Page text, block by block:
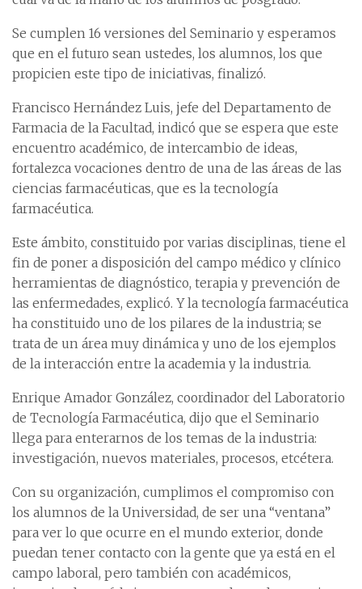
Se cumplen 16 versiones del Seminario y esperamos
que en el futuro sean ustedes, los alumnos, los que
propicien este tipo de iniciativas, finalizó.
Francisco Hernández Luis, jefe del Departamento de
Farmacia de la Facultad, indicó que se espera que este
encuentro académico, de intercambio de ideas,
fortalezca vocaciones dentro de una de las áreas de las
ciencias farmacéuticas, que es la tecnología
farmacéutica.
Este ámbito, constituido por varias disciplinas, tiene el
fin de poner a disposición del campo médico y clínico
herramientas de diagnóstico, terapia y prevención de
las enfermedades, explicó. Y la tecnología farmacéutica
ha constituido uno de los pilares de la industria; se
trata de un área muy dinámica y uno de los ejemplos
de la interacción entre la academia y la industria.
Enrique Amador González, coordinador del Laboratorio
de Tecnología Farmacéutica, dijo que el Seminario
llega para enterarnos de los temas de la industria:
investigación, nuevos materiales, procesos, etcétera.
Con su organización, cumplimos el compromiso con
los alumnos de la Universidad, de ser una “ventana”
para ver lo que ocurre en el mundo exterior, donde
puedan tener contacto con la gente que ya está en el
campo laboral, pero también con académicos,